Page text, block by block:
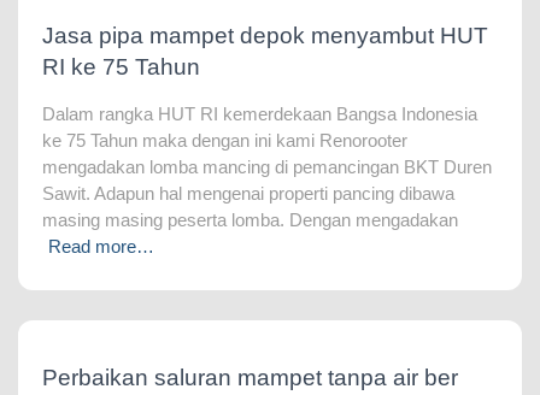
Jasa pipa mampet depok menyambut HUT
RI ke 75 Tahun
Dalam rangka HUT RI kemerdekaan Bangsa Indonesia
ke 75 Tahun maka dengan ini kami Renorooter
mengadakan lomba mancing di pemancingan BKT Duren
Sawit. Adapun hal mengenai properti pancing dibawa
masing masing peserta lomba. Dengan mengadakan
Read more…
Perbaikan saluran mampet tanpa air ber